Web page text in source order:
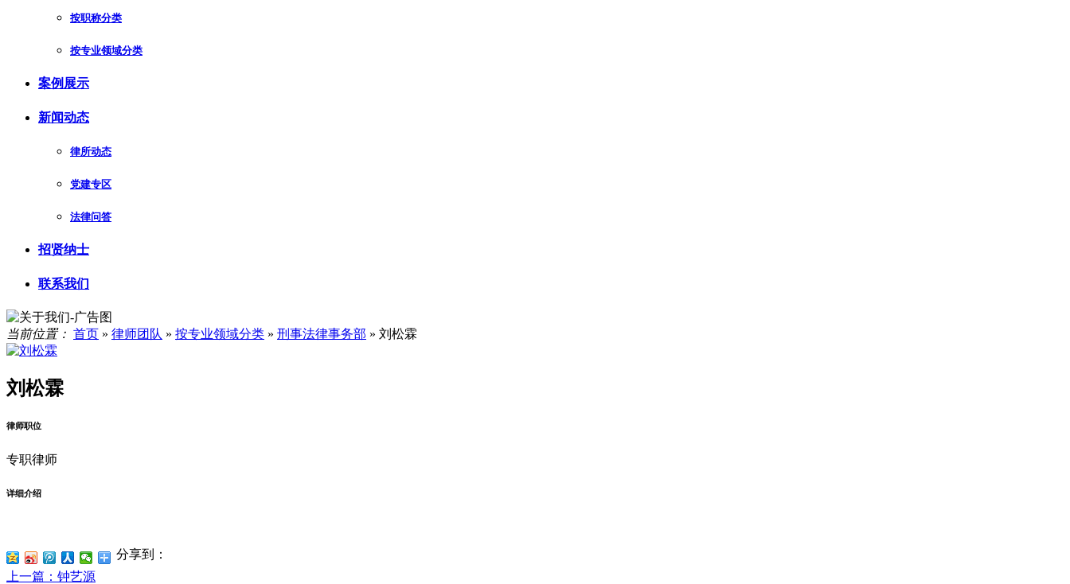
按职称分类
按专业领域分类
案例展示
新闻动态
律所动态
党建专区
法律问答
招贤纳士
联系我们
当前位置： 首页 » 律师团队 » 按专业领域分类 » 刑事法律事务部 » 刘松霖
刘松霖
律师职位
专职律师
详细介绍
分享到：
上一篇 ：钟艺源